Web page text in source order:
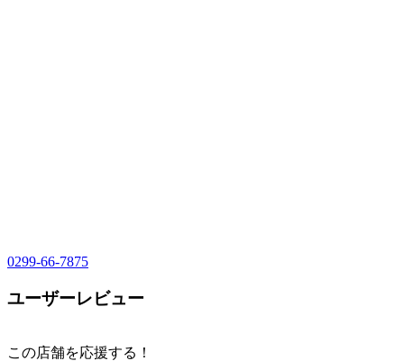
0299-66-7875
ユーザーレビュー
この店舗を応援する！